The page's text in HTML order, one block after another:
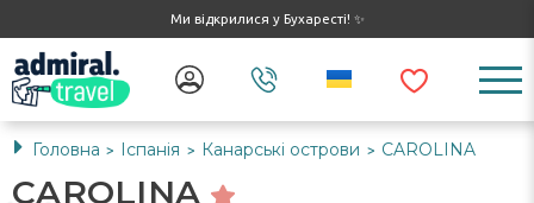
Ми відкрилися у Бухаресті! ✨
Головна > Іспанія > Канарські острови > CAROLINA
CAROLINA